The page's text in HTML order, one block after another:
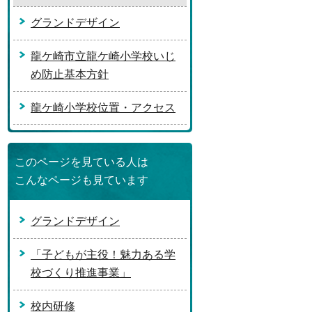
グランドデザイン
龍ケ崎市立龍ケ崎小学校いじ
め防止基本方針
龍ケ崎小学校位置・アクセス
このページを見ている人は
こんなページも見ています
グランドデザイン
「子どもが主役！魅力ある学
校づくり推進事業」
校内研修